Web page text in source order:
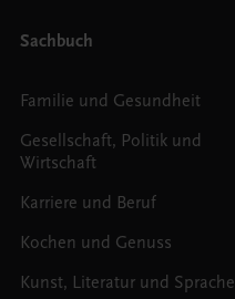
Sachbuch
Familie und Gesundheit
Gesellschaft, Politik und
Wirtschaft
Karriere und Beruf
Kochen und Genuss
Kunst, Literatur und Sprache